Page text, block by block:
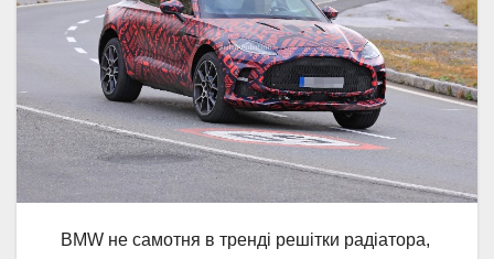
BMW не самотня в тренді решітки радіатора,